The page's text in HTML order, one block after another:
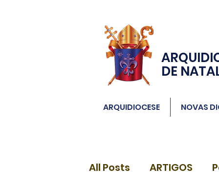
DE
ARQUIDIOCESE NOVAS
All Posts ARTIGOS